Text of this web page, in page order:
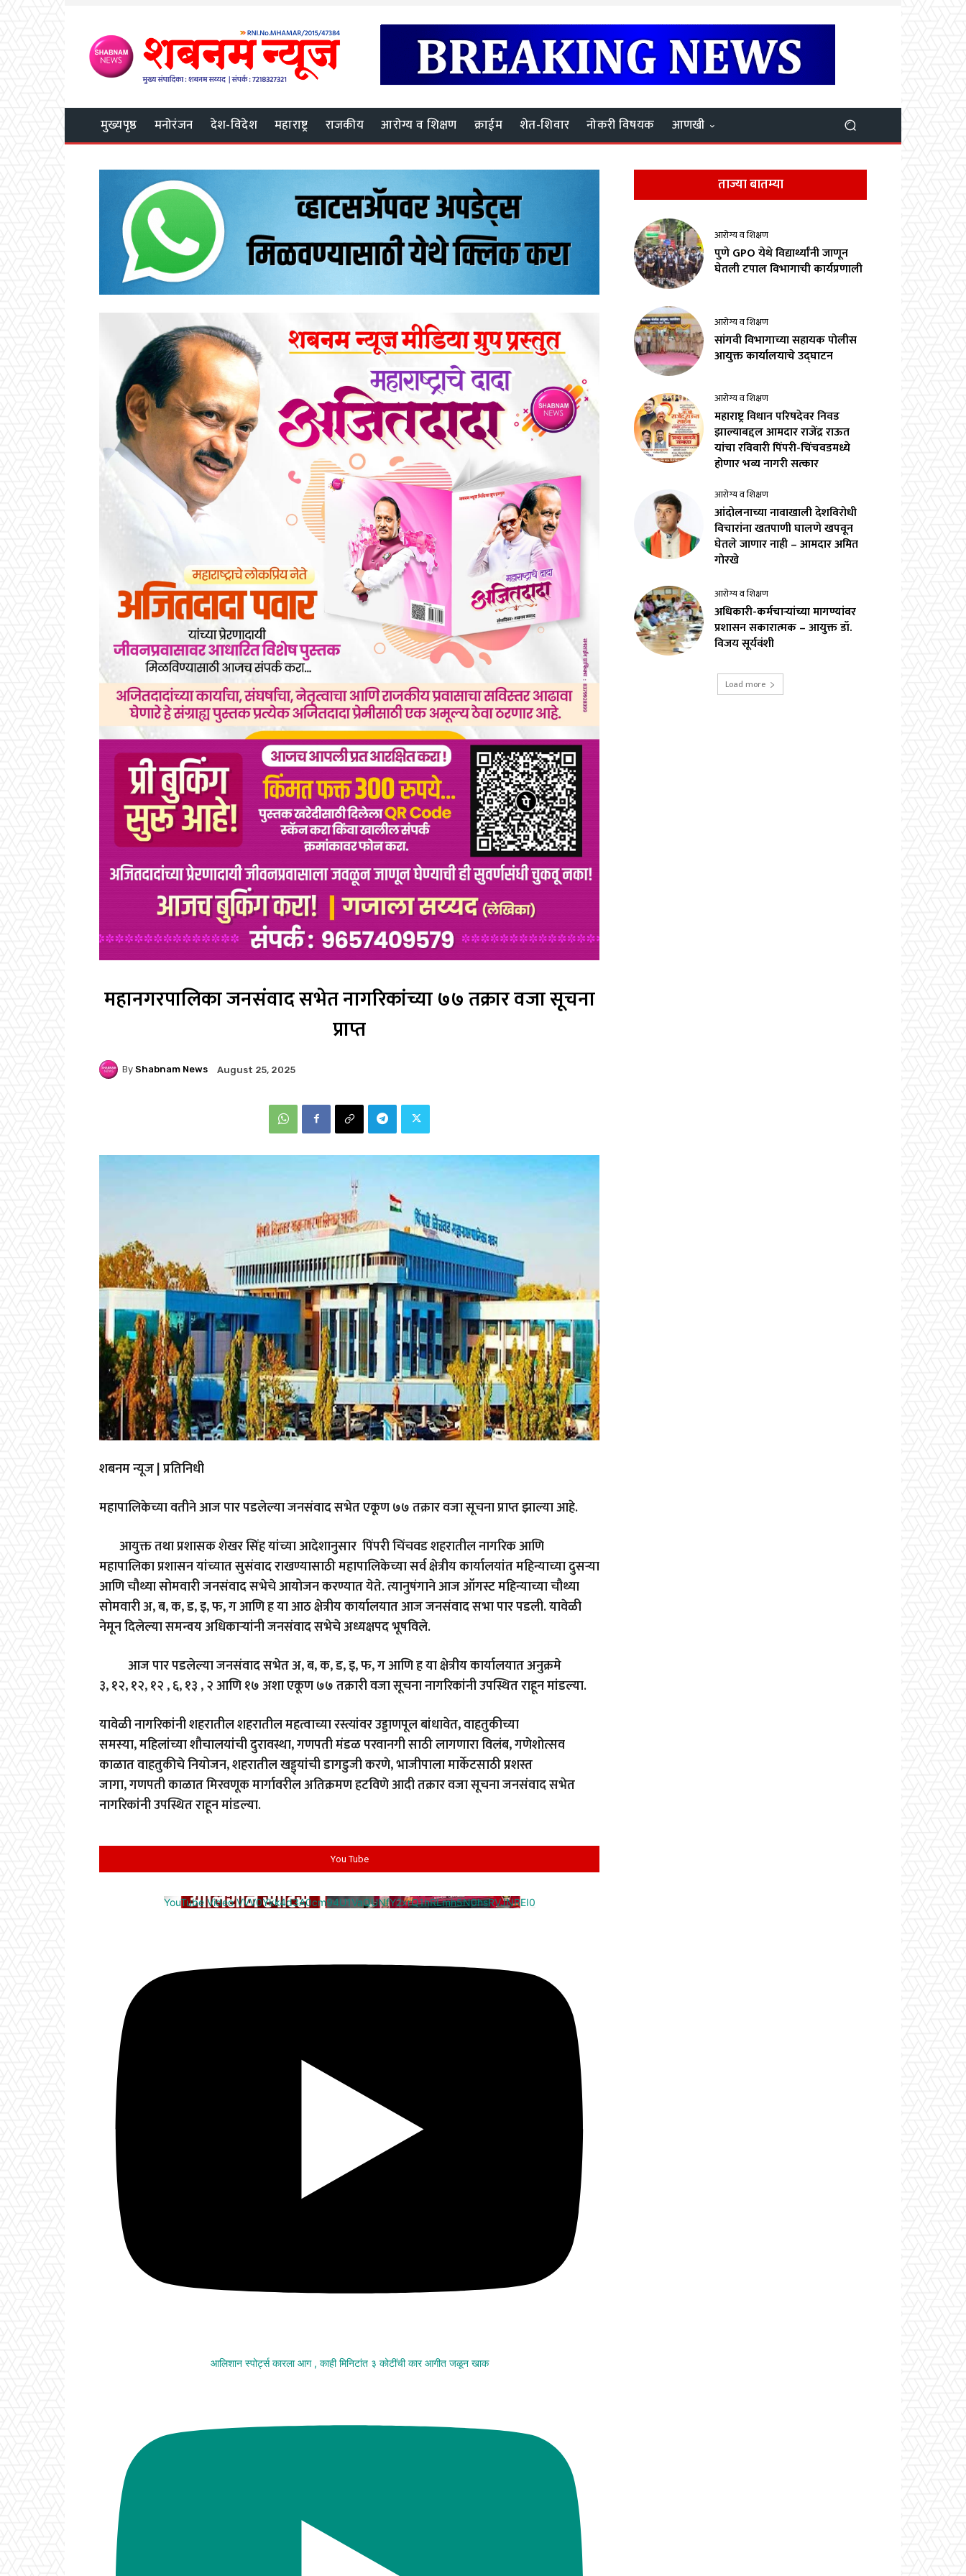
मुख्यपृष्ठ मनोरंजन देश-विदेश महाराष्ट्र राजकीय आरोग्य व शिक्षण क्राईम शेत-शिवार नोकरी विषयक आणखी
महानगरपालिका जनसंवाद सभेत नागरिकांच्या ७७ तक्रार वजा सूचना
प्राप्त
By Shabnam News August 25, 2025
शबनम न्यूज | प्रतिनिधी
महापालिकेच्या वतीने आज पार पडलेल्या जनसंवाद सभेत एकूण ७७ तक्रार वजा सूचना प्राप्त झाल्या आहे.
आयुक्त तथा प्रशासक शेखर सिंह यांच्या आदेशानुसार पिंपरी चिंचवड शहरातील नागरिक आणि
महापालिका प्रशासन यांच्यात सुसंवाद राखण्यासाठी महापालिकेच्या सर्व क्षेत्रीय कार्यालयांत महिन्याच्या दुसऱ्या
आणि चौथ्या सोमवारी जनसंवाद सभेचे आयोजन करण्यात येते. त्यानुषंगाने आज ऑगस्ट महिन्याच्या चौथ्या
सोमवारी अ,ब,क,ड,इ,फ,ग आणि ह या आठ क्षेत्रीय कार्यालयात आज जनसंवाद सभा पार पडली. यावेळी
नेमून दिलेल्या समन्वय अधिकाऱ्यांनी जनसंवाद सभेचे अध्यक्षपद भूषविले.
आज पार पडलेल्या जनसंवाद सभेत अ,ब,क,ड,इ,फ,ग आणि ह या क्षेत्रीय कार्यालयात अनुक्रमे
३,१२,१२,१२ ,६,१३ ,२ आणि १७ अशा एकूण ७७ तक्रारी वजा सूचना नागरिकांनी उपस्थित राहून मांडल्या.
यावेळी नागरिकांनी शहरातील शहरातील महत्वाच्या रस्त्यांवर उड्डाणपूल बांधावेत,वाहतुकीच्या
समस्या,महिलांच्या शौचालयांची दुरावस्था,गणपती मंडळ परवानगी साठी लागणारा विलंब,गणेशोत्सव
काळात वाहतुकीचे नियोजन,शहरातील खड्ड्यांची डागडुजी करणे,भाजीपाला मार्केटसाठी प्रशस्त
जागा,गणपती काळात मिरवणूक मार्गावरील अतिक्रमण हटविणे आदी तक्रार वजा सूचना जनसंवाद सभेत
नागरिकांनी उपस्थित राहून मांडल्या.
You Tube
YouTube Video VVV0Ykk4d3A0cm94U1VaQUNfY2xrQ1hRLmh5N0hsRVJNREI0
आलिशान स्पोर्ट्स कारला आग , काही मिनिटांत ३ कोटींची कार आगीत जळून खाक
ताज्या बातम्या
आरोग्य व शिक्षण
पुणे GPO येथे विद्यार्थ्यांनी जाणून
घेतली टपाल विभागाची कार्यप्रणाली
आरोग्य व शिक्षण
सांगवी विभागाच्या सहायक पोलीस
आयुक्त कार्यालयाचे उद्घाटन
आरोग्य व शिक्षण
महाराष्ट्र विधान परिषदेवर निवड
झाल्याबद्दल आमदार राजेंद्र राऊत
यांचा रविवारी पिंपरी-चिंचवडमध्ये
होणार भव्य नागरी सत्कार
आरोग्य व शिक्षण
आंदोलनाच्या नावाखाली देशविरोधी
विचारांना खतपाणी घालणे खपवून
घेतले जाणार नाही – आमदार अमित
गोरखे
आरोग्य व शिक्षण
अधिकारी-कर्मचाऱ्यांच्या मागण्यांवर
प्रशासन सकारात्मक – आयुक्त डॉ.
विजय सूर्यवंशी
Load more